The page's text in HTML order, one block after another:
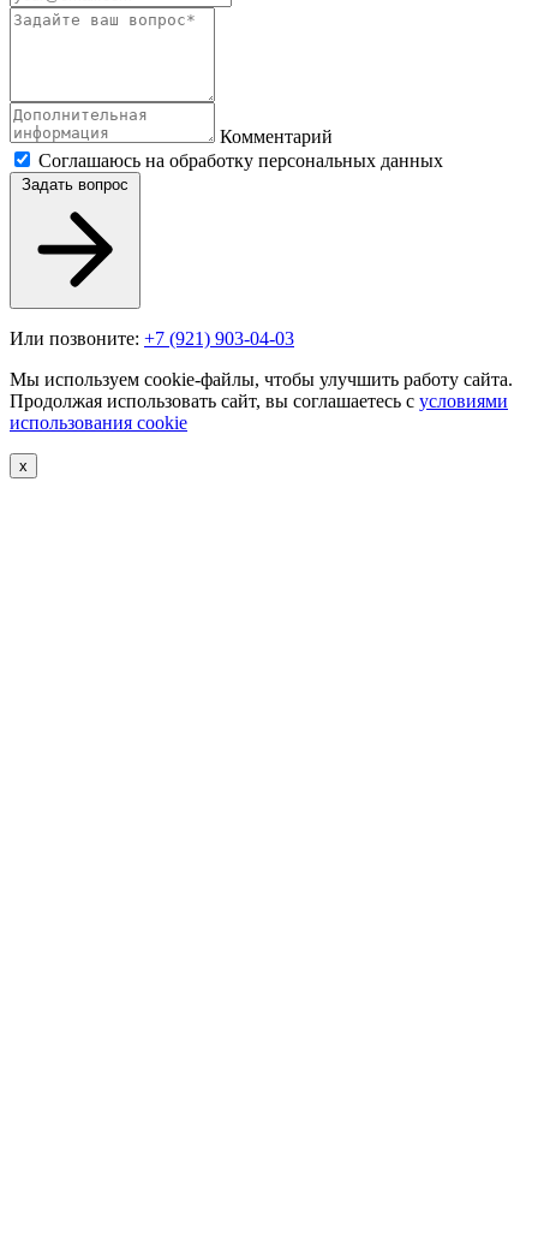
Комментарий
Соглашаюсь на обработку персональных данных
Задать вопрос
Или позвоните: +7 (921) 903-04-03
Мы используем cookie-файлы, чтобы улучшить работу сайта.
Продолжая использовать сайт, вы соглашаетесь с условиями
использования cookie
х